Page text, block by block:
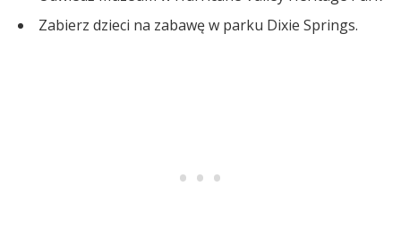
Zabierz dzieci na zabawę w parku Dixie Springs.